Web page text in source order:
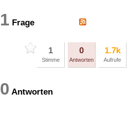
1 Frage
1
Stimme
0
Antworten
1.7k
Aufrufe
0 Antworten